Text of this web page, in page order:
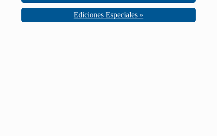
Ediciones Especiales »